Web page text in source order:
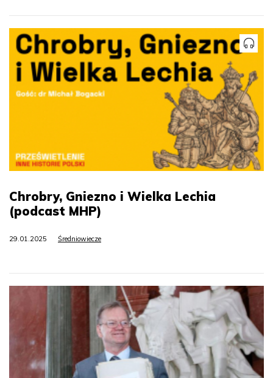
Chrobry, Gniezno i Wielka Lechia
(podcast MHP)
29.01.2025 Średniowiecze